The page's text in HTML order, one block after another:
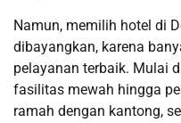
Namun, memilih hotel di
dibayangkan, karena
pelayanan terbaik. Mulai
fasilitas mewah hingga
ramah dengan kantong,